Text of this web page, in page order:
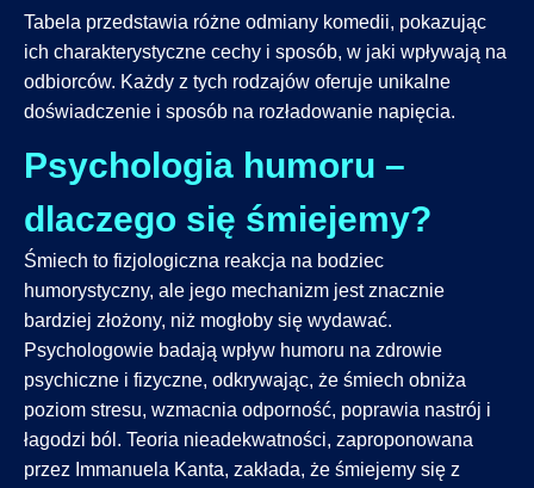
Tabela przedstawia różne odmiany komedii, pokazując
ich charakterystyczne cechy i sposób, w jaki wpływają na
odbiorców. Każdy z tych rodzajów oferuje unikalne
doświadczenie i sposób na rozładowanie napięcia.
Psychologia humoru –
dlaczego się śmiejemy?
Śmiech to fizjologiczna reakcja na bodziec
humorystyczny, ale jego mechanizm jest znacznie
bardziej złożony, niż mogłoby się wydawać.
Psychologowie badają wpływ humoru na zdrowie
psychiczne i fizyczne, odkrywając, że śmiech obniża
poziom stresu, wzmacnia odporność, poprawia nastrój i
łagodzi ból. Teoria nieadekwatności, zaproponowana
przez Immanuela Kanta, zakłada, że śmiejemy się z